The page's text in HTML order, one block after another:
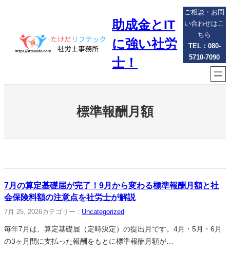
プ
助成金とIT
に強い社労
士！
ご相談・お問
い合わせはこ
ちら
TEL：080-
5710-7090
標準報酬月額
7月の算定基礎届が完了！9月から変わる標準報酬月額と社
会保険料額の注意点を社労士が解説
7月 25, 2026カテゴリー : Uncategorized
毎年7月は、算定基礎届（定時決定）の提出月です。4月・5月・6月
の3ヶ月間に支払った報酬をもとに標準報酬月額が…